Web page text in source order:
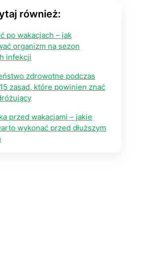
również:
po wakacjach – jak
organizm na sezon
infekcji
zdrowotne podczas
zasad, które powinien znać
przed wakacjami – jakie
wykonać przed dłuższym